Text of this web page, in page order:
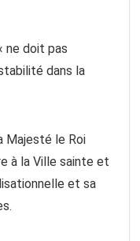
ne doit pas
dans la
Majesté le Roi
à la Ville sainte et
et sa